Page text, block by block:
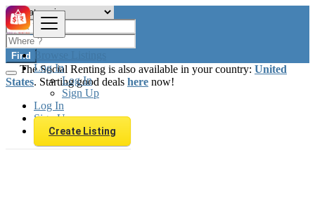
Browse Listings
Log In
Log In
Sign Up
Log In
Sign Up
Create Listing
Find
The Social Renting is also available in your country: United
States. Starting good deals here now!